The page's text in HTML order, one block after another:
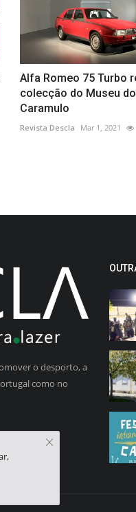
Alfa Romeo 75 Turbo
colecção do Museu do
Caramulo
Revista Descla Mar 1, 2021
o desporto, a
como no